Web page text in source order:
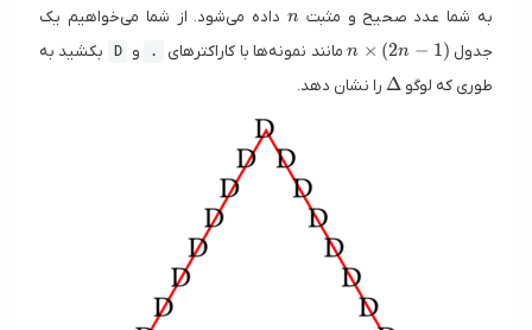
به شما عدد صحیح و مثبت
n
n داده می‌شود. از شما می‌خواهیم یک
جدول
n \times
n × (2n − 1) مانند نمونه‌ها با کاراکترهای . و D
بکشید به
طوری که لوگو
\Delta
Δ را نشان دهد.